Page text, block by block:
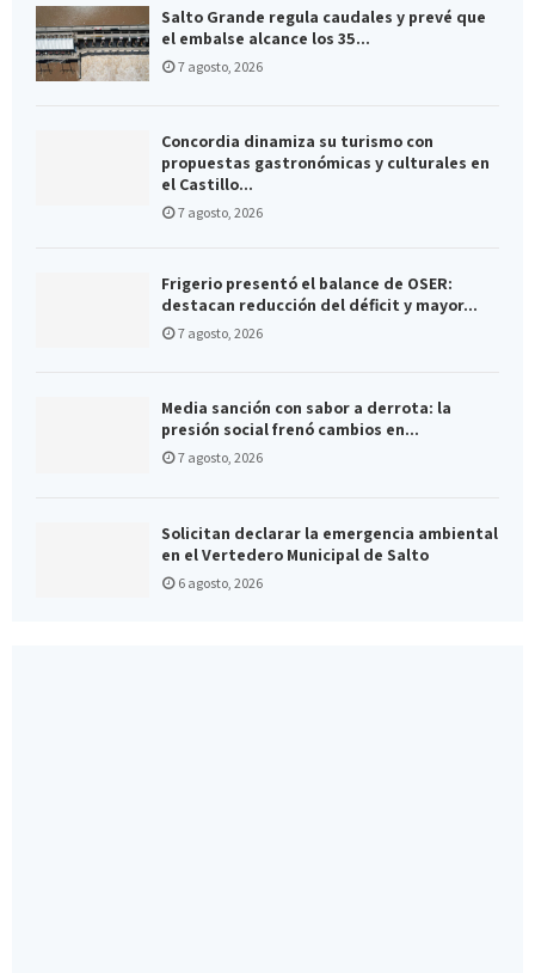
Salto Grande regula caudales y prevé que
el embalse alcance los 35...
7 agosto, 2026
Concordia dinamiza su turismo con
propuestas gastronómicas y culturales en
el Castillo...
7 agosto, 2026
Frigerio presentó el balance de OSER:
destacan reducción del déficit y mayor...
7 agosto, 2026
Media sanción con sabor a derrota: la
presión social frenó cambios en...
7 agosto, 2026
Solicitan declarar la emergencia ambiental
en el Vertedero Municipal de Salto
6 agosto, 2026